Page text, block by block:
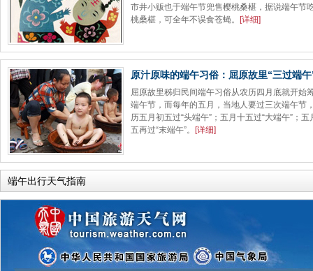
市井小贩也于端午节兜售樱桃桑椹，据说端午节
桃桑椹，可全年不误食苍蝇。
[详细]
原汁原味的端午习俗：屈原故里“三过端午
屈原故里秭归民间端午习俗从农历四月底就开始
端午节，而每年的五月，当地人要过三次端午节
历五月初五过“头端午”；五月十五过“大端午”；五
五再过“末端午”。
[详细]
端午出行天气指南